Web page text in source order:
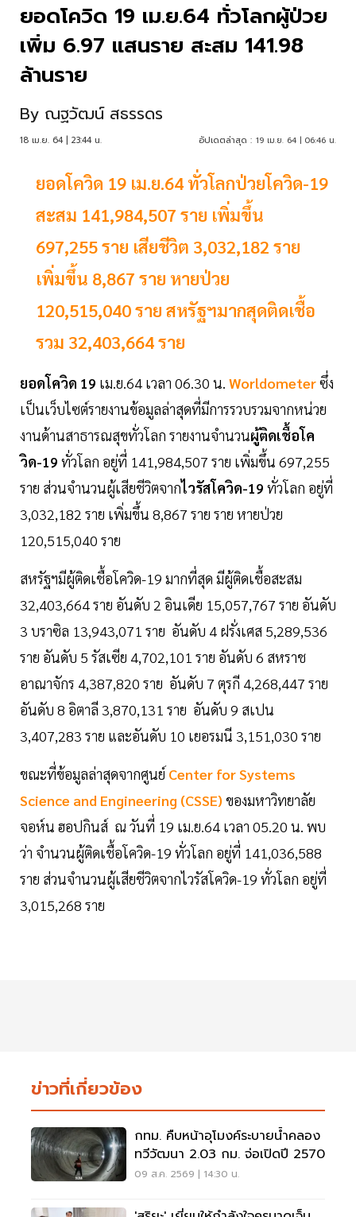
ยอดโควิด 19 เม.ย.64 ทั่วโลกผู้ป่วย
เพิ่ม 6.97 แสนราย สะสม 141.98
ล้านราย
By ณฐวัฒน์ สธรรดร
18 เม.ย. 64 | 23:44 น. อัปเดตล่าสุด : 19 เม.ย. 64 | 06:46 น.
ยอดโควิด 19 เม.ย.64 ทั่วโลกป่วยโควิด-19
สะสม 141,984,507 ราย เพิ่มขึ้น
697,255 ราย เสียชีวิต 3,032,182 ราย
เพิ่มขึ้น 8,867 ราย หายป่วย
120,515,040 ราย สหรัฐฯมากสุดติดเชื้อ
รวม 32,403,664 ราย
ยอดโควิด 19 เม.ย.64 เวลา 06.30 น. Worldometerซึ่ง
เป็นเว็บไซต์รายงานข้อมูลล่าสุดที่มีการรวบรวมจากหน่วย
งานด้านสาธารณสุขทั่วโลก รายงานจำนวนผู้ติดเชื้อโค
วิด-19 ทั่วโลก อยู่ที่ 141,984,507 ราย เพิ่มขึ้น 697,255
ราย ส่วนจำนวนผู้เสียชีวิตจากไวรัสโควิด-19 ทั่วโลก อยู่ที่
3,032,182 ราย เพิ่มขึ้น 8,867 ราย ราย หายป่วย
120,515,040 ราย
สหรัฐฯมีผู้ติดเชื้อโควิด-19 มากที่สุด มีผู้ติดเชื้อสะสม
32,403,664 ราย อันดับ 2 อินเดีย 15,057,767 ราย อันดับ
3 บราซิล 13,943,071 ราย อันดับ 4 ฝรั่งเศส 5,289,536
ราย อันดับ 5 รัสเซีย 4,702,101 ราย อันดับ 6 สหราช
อาณาจักร 4,387,820 ราย อันดับ 7 ตุรกี 4,268,447 ราย
อันดับ 8 อิตาลี 3,870,131 ราย อันดับ 9 สเปน
3,407,283 ราย และอันดับ 10 เยอรมนี 3,151,030 ราย
ขณะที่ข้อมูลล่าสุดจากศูนย์ Center for Systems
Science and Engineering (CSSE) ของมหาวิทยาลัย
จอห์น ฮอปกินส์ ณ วันที่ 19 เม.ย.64 เวลา 05.20 น. พบ
ว่า จำนวนผู้ติดเชื้อโควิด-19 ทั่วโลก อยู่ที่ 141,036,588
ราย ส่วนจำนวนผู้เสียชีวิตจากไวรัสโควิด-19 ทั่วโลก อยู่ที่
3,015,268 ราย
ข่าวที่เกี่ยวข้อง
กทม. คืบหน้าอุโมงค์ระบายน้ำคลอง
ทวีวัฒนา 2.03 กม. จ่อเปิดปี 2570
09 ส.ค. 2569 | 14:30 น.